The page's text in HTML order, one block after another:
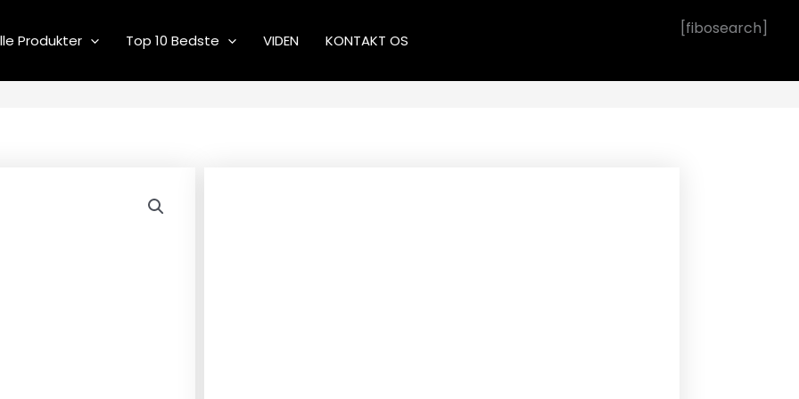
Produkter Top 10 Bedste VIDEN KONTAKT OS
[fibosearch]